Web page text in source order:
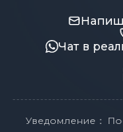
Чат в
Уведомление：